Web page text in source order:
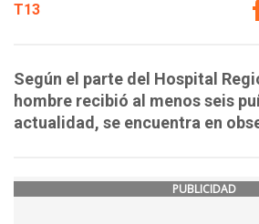
T13
Según el parte del Hospital
hombre recibió al menos seis
actualidad, se encuentra en
PUBLICIDAD